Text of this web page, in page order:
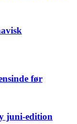
før
juni-edition